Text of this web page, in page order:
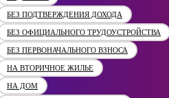
БЕЗ ПОДТВЕРЖДЕНИЯ ДОХОДА
БЕЗ ОФИЦИАЛЬНОГО ТРУДОУСТРОЙСТВА
БЕЗ ПЕРВОНАЧАЛЬНОГО ВЗНОСА
НА ВТОРИЧНОЕ ЖИЛЬЕ
НА ДОМ